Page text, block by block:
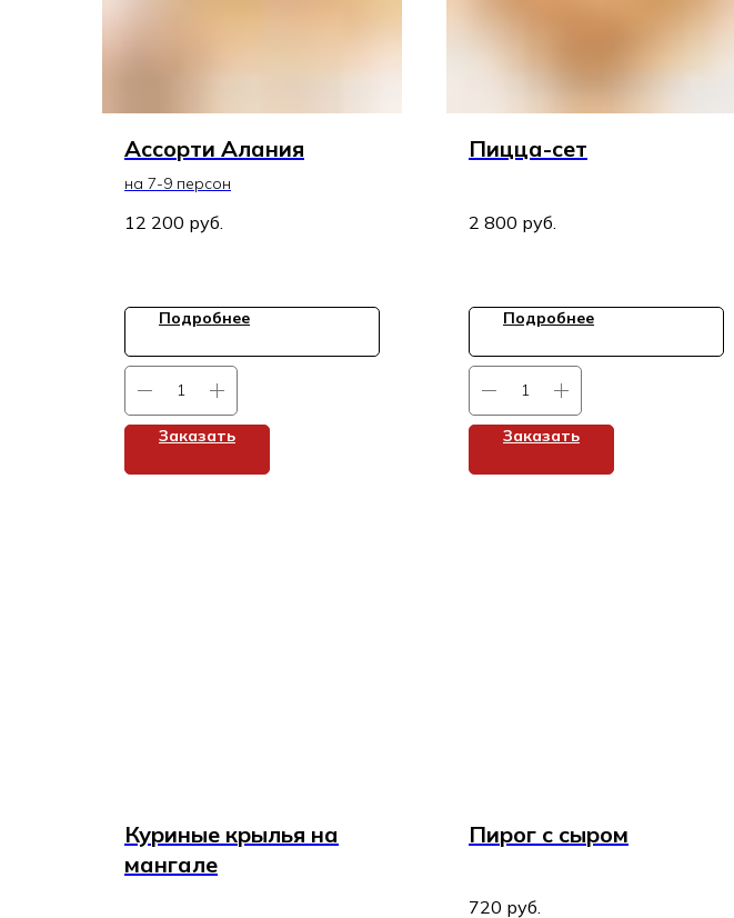
Ассорти Алания
на 7-9 персон
12 200 руб.
Подробнее
Заказать
Пицца-сет
2 800 руб.
Подробнее
Заказать
Куриные крылья на
мангале
Пирог с сыром
720 руб.